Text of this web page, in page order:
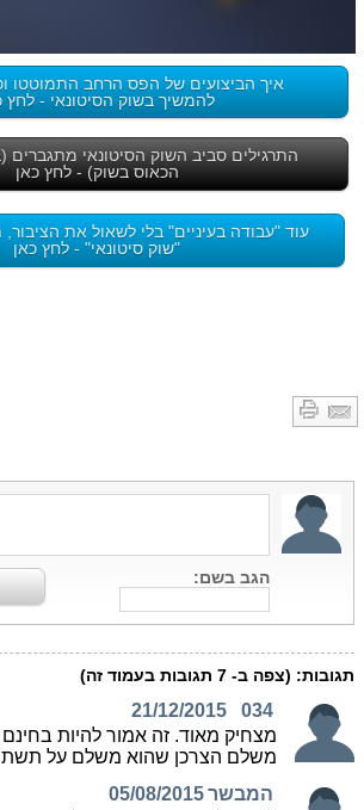
איך הביצועים של הפס הרחב התמוטטו
להמשיך בשוק הסיטונאי - לחץ
התרגילים סביב השוק הסיטונאי
הכאוס בשוק) - לחץ כאן
עוד "עבודה בעיניים" בלי לשאול את
"שוק סיטונאי" - לחץ כאן